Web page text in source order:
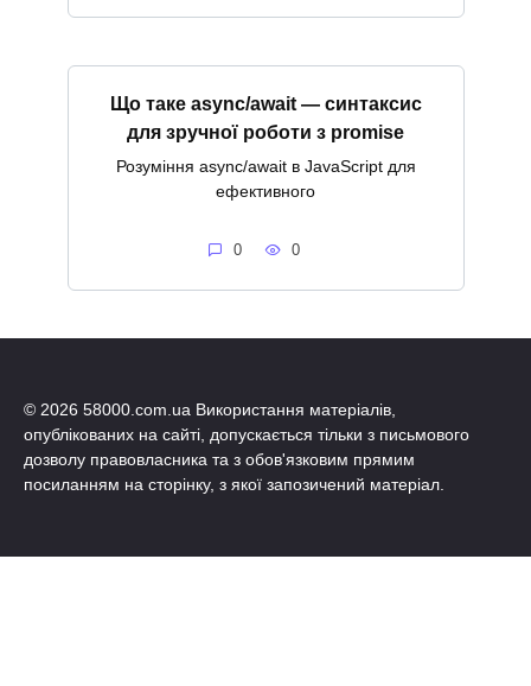
Що таке async/await — синтаксис
для зручної роботи з promise
Розуміння async/await в JavaScript для
ефективного
0 0
© 2026 58000.com.ua Використання матеріалів,
опублікованих на сайті, допускається тільки з письмового
дозволу правовласника та з обов'язковим прямим
посиланням на сторінку, з якої запозичений матеріал.